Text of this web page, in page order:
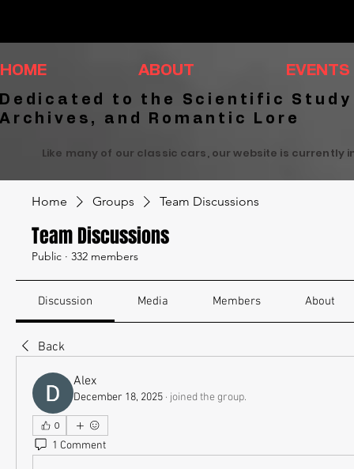
HOME ABOUT EVENTS
Dedicated to the Scientific
Archives, and Romantic Lore
Like many of our classic cars, our website is
Home Groups Team Discussions
Team Discussions
Public · 332 members
Discussion Media Members About
Back
Alex
December 18, 2025 · joined the group.
0
1 Comment